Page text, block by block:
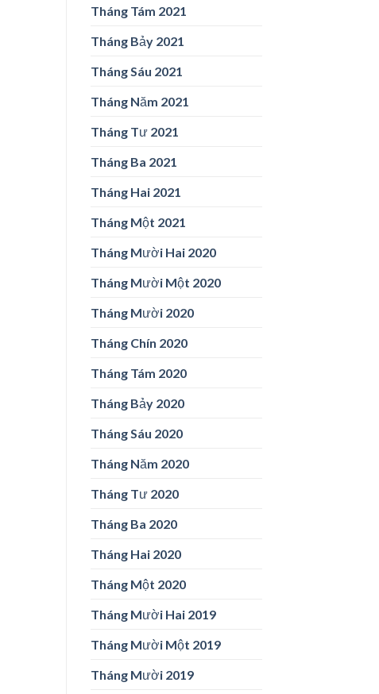
Tháng Tám 2021
Tháng Bảy 2021
Tháng Sáu 2021
Tháng Năm 2021
Tháng Tư 2021
Tháng Ba 2021
Tháng Hai 2021
Tháng Một 2021
Tháng Mười Hai 2020
Tháng Mười Một 2020
Tháng Mười 2020
Tháng Chín 2020
Tháng Tám 2020
Tháng Bảy 2020
Tháng Sáu 2020
Tháng Năm 2020
Tháng Tư 2020
Tháng Ba 2020
Tháng Hai 2020
Tháng Một 2020
Tháng Mười Hai 2019
Tháng Mười Một 2019
Tháng Mười 2019